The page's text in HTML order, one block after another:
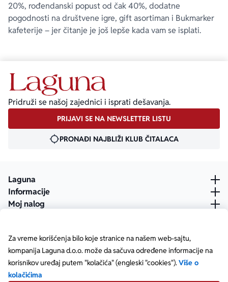
Za vreme korišćenja bilo koje stranice na našem web-sajtu,
kompanija Laguna d.o.o. može da sačuva određene informacije na
korisnikov uređaj putem "kolačića" (engleski "cookies").Više o
kolačićima
20%, rođendanski popust od čak 40%, dodatne
pogodnosti na društvene igre, gift asortiman i Bukmarker
kafeterije – jer čitanje je još lepše kada vam se isplati.
Pridruži se našoj zajednici i isprati dešavanja.
PRIJAVI SE NA NEWSLETTER LISTU
PRONAĐI NAJBLIŽI KLUB ČITALACA
Laguna
Informacije
Moj nalog